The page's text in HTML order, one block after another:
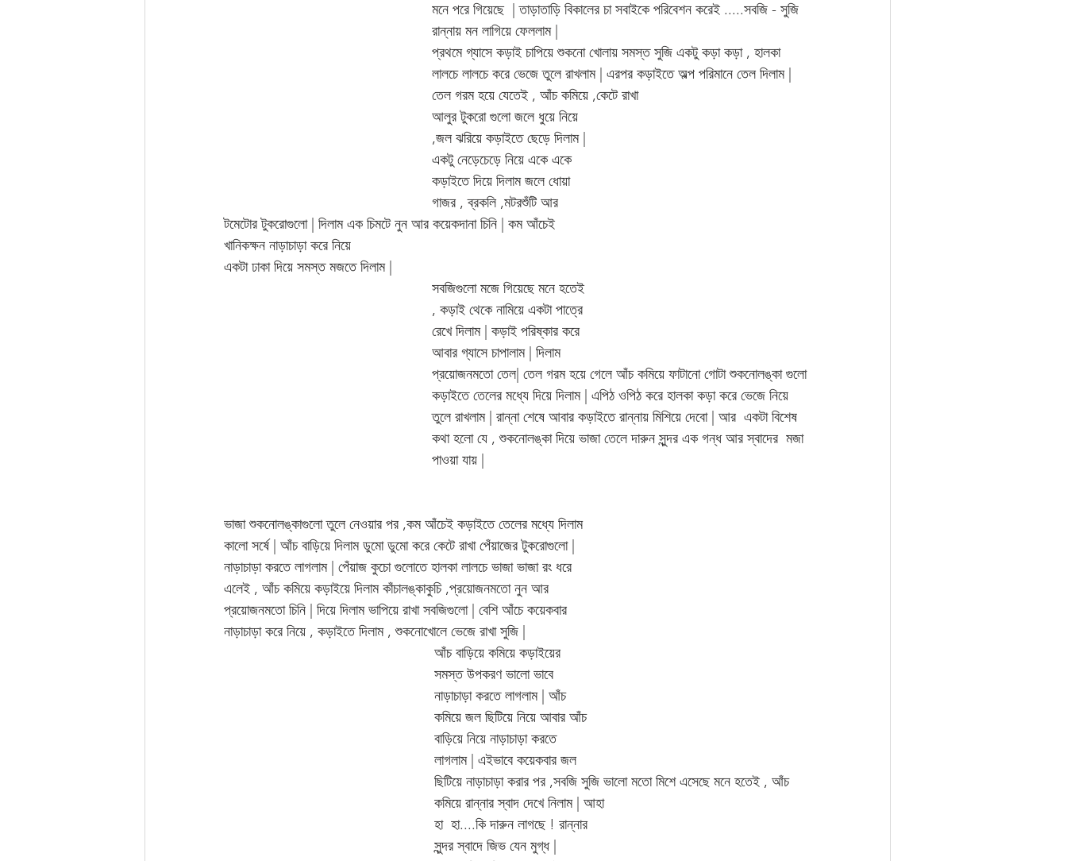
মনে পরে গিয়েছে  | তাড়াতাড়ি বিকালের চা সবাইকে পরিবেশন করেই .....সবজি - সুজি
রান্নায় মন লাগিয়ে ফেললাম |
প্রথমে গ্যাসে কড়াই চাপিয়ে শুকনো খোলায় সমস্ত সুজি একটু কড়া কড়া , হালকা
লালচে লালচে করে ভেজে তুলে রাখলাম | এরপর কড়াইতে অল্প পরিমানে তেল দিলাম |
তেল গরম হয়ে যেতেই , আঁচ কমিয়ে ,কেটে রাখা
আলুর টুকরো গুলো জলে ধুয়ে নিয়ে
,জল ঝরিয়ে কড়াইতে ছেড়ে দিলাম |
একটু নেড়েচেড়ে নিয়ে একে একে
কড়াইতে দিয়ে দিলাম জলে ধোয়া
গাজর , ব্রকলি ,মটরশুঁটি আর
টমেটোর টুকরোগুলো | দিলাম এক চিমটে নুন আর কয়েকদানা চিনি | কম আঁচেই
খানিকক্ষন নাড়াচাড়া করে নিয়ে
একটা ঢাকা দিয়ে সমস্ত মজতে দিলাম |
সবজিগুলো মজে গিয়েছে মনে হতেই
, কড়াই থেকে নামিয়ে একটা পাত্রে
রেখে দিলাম | কড়াই পরিষ্কার করে
আবার গ্যাসে চাপালাম | দিলাম
প্রয়োজনমতো তেল| তেল গরম হয়ে গেলে আঁচ কমিয়ে ফাটানো গোটা শুকনোলঙ্কা গুলো
কড়াইতে তেলের মধ্যে দিয়ে দিলাম | এপিঠ ওপিঠ করে হালকা কড়া করে ভেজে নিয়ে
তুলে রাখলাম | রান্না শেষে আবার কড়াইতে রান্নায় মিশিয়ে দেবো | আর  একটা বিশেষ
কথা হলো যে , শুকনোলঙ্কা দিয়ে ভাজা তেলে দারুন সুন্দর এক গন্ধ আর স্বাদের  মজা
পাওয়া যায় |
ভাজা শুকনোলঙ্কাগুলো তুলে নেওয়ার পর ,কম আঁচেই কড়াইতে তেলের মধ্যে দিলাম
কালো সর্ষে | আঁচ বাড়িয়ে দিলাম ডুমো ডুমো করে কেটে রাখা পেঁয়াজের টুকরোগুলো |
নাড়াচাড়া করতে লাগলাম | পেঁয়াজ কুচো গুলোতে হালকা লালচে ভাজা ভাজা রং ধরে
এলেই , আঁচ কমিয়ে কড়াইয়ে দিলাম কাঁচালঙ্কাকুচি ,প্রয়োজনমতো নুন আর
প্রয়োজনমতো চিনি | দিয়ে দিলাম ভাপিয়ে রাখা সবজিগুলো | বেশি আঁচে কয়েকবার
নাড়াচাড়া করে নিয়ে , কড়াইতে দিলাম , শুকনোখোলে ভেজে রাখা সুজি |
আঁচ বাড়িয়ে কমিয়ে কড়াইয়ের
সমস্ত উপকরণ ভালো ভাবে
নাড়াচাড়া করতে লাগলাম | আঁচ
কমিয়ে জল ছিটিয়ে নিয়ে আবার আঁচ
বাড়িয়ে নিয়ে নাড়াচাড়া করতে
লাগলাম | এইভাবে কয়েকবার জল
ছিটিয়ে নাড়াচাড়া করার পর ,সবজি সুজি ভালো মতো মিশে এসেছে মনে হতেই , আঁচ
কমিয়ে রান্নার স্বাদ দেখে নিলাম | আহা
হা  হা....কি দারুন লাগছে ! রান্নার
সুন্দর স্বাদে জিভ যেন মুগ্ধ |